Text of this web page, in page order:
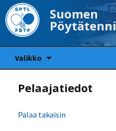
Suomen
Valikko
Pelaajatiedot
Palaa takaisin